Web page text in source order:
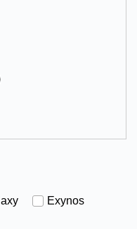
Exynos